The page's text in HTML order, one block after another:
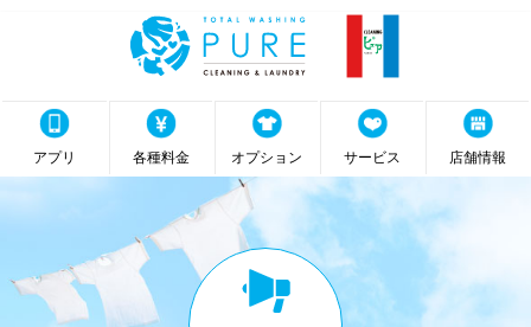
アプリ 各種料金 オプション サービス 店舗情報